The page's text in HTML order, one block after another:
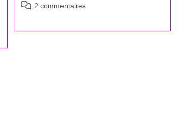
Commentaires
2 commentaires